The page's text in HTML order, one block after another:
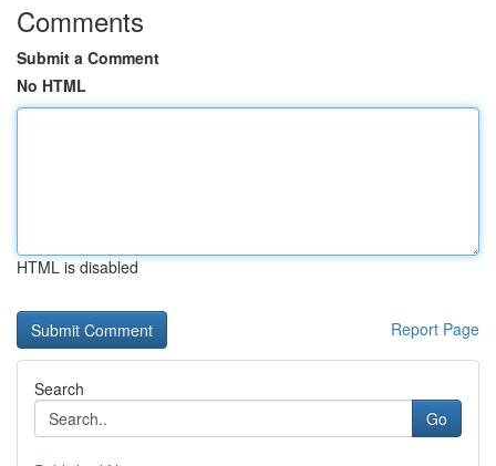
Comments
Submit a Comment
No HTML
HTML is disabled
Report Page
Search
Go